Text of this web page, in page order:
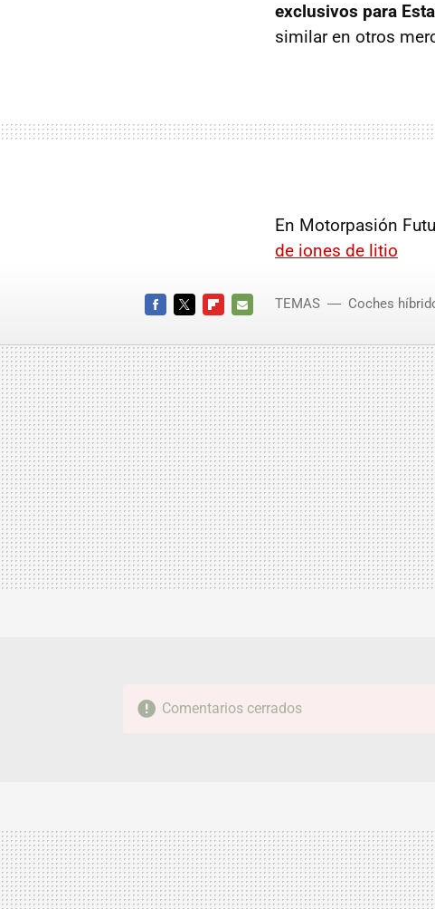
exclusivos para
similar en otros
En Motorpasión
de iones de litio
MAIL
TEMAS Coches
Comentarios cerrados